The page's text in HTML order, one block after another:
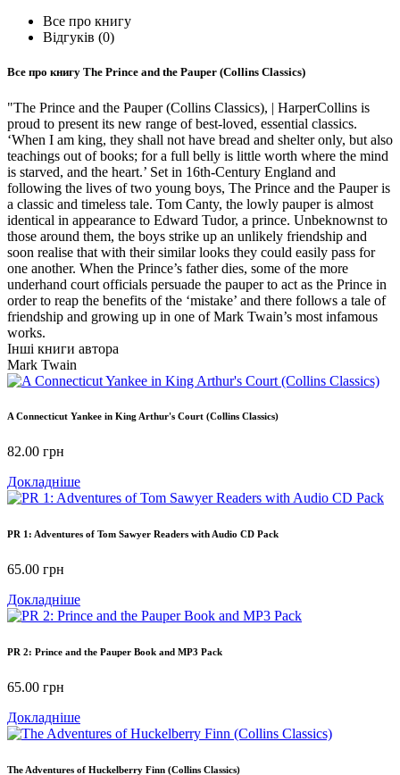
Все про книгу
Відгуків (0)
Все про книгу The Prince and the Pauper (Collins Classics)
"The Prince and the Pauper (Collins Classics), | HarperCollins is
proud to present its new range of best-loved, essential classics.
‘When I am king, they shall not have bread and shelter only, but also
teachings out of books; for a full belly is little worth where the mind
is starved, and the heart.’ Set in 16th-Century England and
following the lives of two young boys, The Prince and the Pauper is
a classic and timeless tale. Tom Canty, the lowly pauper is almost
identical in appearance to Edward Tudor, a prince. Unbeknownst to
those around them, the boys strike up an unlikely friendship and
soon realise that with their similar looks they could easily pass for
one another. When the Prince’s father dies, some of the more
underhand court officials persuade the pauper to act as the Prince in
order to reap the benefits of the ‘mistake’ and there follows a tale of
friendship and growing up in one of Mark Twain’s most infamous
works.
Інші книги автора
Mark Twain
A Connecticut Yankee in King Arthur's Court (Collins Classics)
82.00 грн
Докладніше
PR 1: Adventures of Tom Sawyer Readers with Audio CD Pack
65.00 грн
Докладніше
PR 2: Prince and the Pauper Book and MP3 Pack
65.00 грн
Докладніше
The Adventures of Huckelberry Finn (Collins Classics)